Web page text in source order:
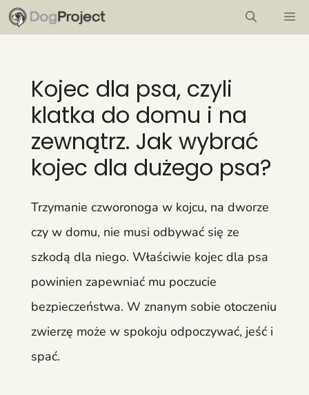
Przejdź
do
Kojec dla psa, czyli
klatka do domu i na
zewnątrz. Jak wybrać
kojec dla dużego psa?
Trzymanie czworonoga w kojcu, na dworze
czy w domu, nie musi odbywać się ze
szkodą dla niego. Właściwie kojec dla psa
powinien zapewniać mu poczucie
bezpieczeństwa. W znanym sobie otoczeniu
zwierzę może w spokoju odpoczywać, jeść i
spać.